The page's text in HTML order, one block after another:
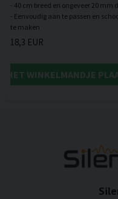
- 40 cm breed en ongeveer 20 mm
- Eenvoudig aan te passen en
18,3 EUR
HET WINKELMANDJE